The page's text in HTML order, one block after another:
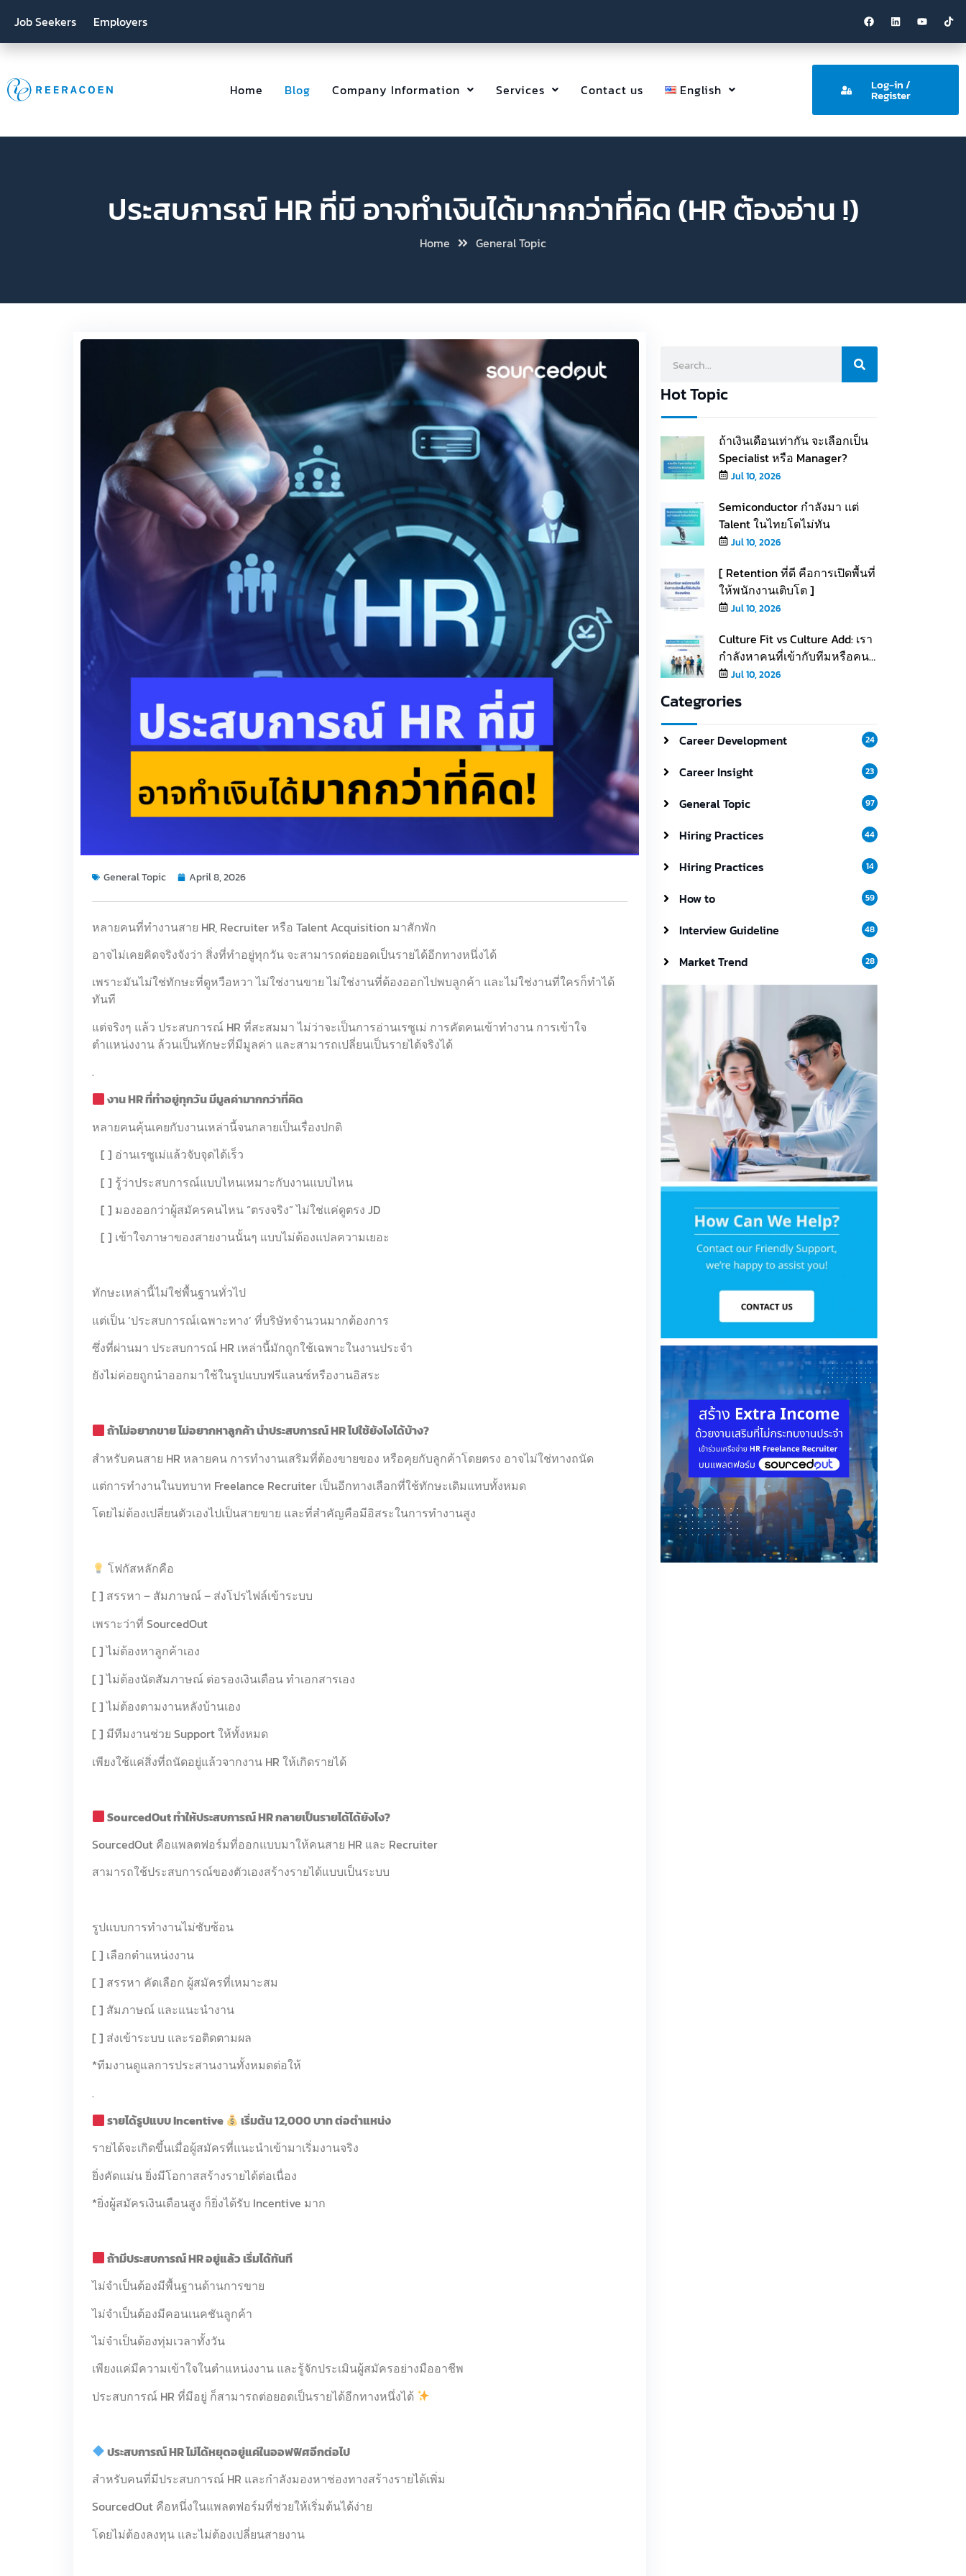
Job Seekers Employers
Home Blog Company Information Services Contact us English Log-in /
Register
ประสบการณ์ HR ที่มี อาจทำเงินได้มากกว่าที่คิด (HR ต้องอ่าน !)
Home General Topic
General Topic April 8, 2026
หลายคนที่ทำงานสาย HR, Recruiter หรือ Talent Acquisition มาสักพัก
อาจไม่เคยคิดจริงจังว่า สิ่งที่ทำอยู่ทุกวัน จะสามารถต่อยอดเป็นรายได้อีกทางหนึ่งได้
เพราะมันไม่ใช่ทักษะที่ดูหวือหวา ไม่ใช่งานขาย ไม่ใช่งานที่ต้องออกไปพบลูกค้า และไม่ใช่งานที่ใครก็ทำได้
ทันที
แต่จริงๆ แล้ว ประสบการณ์ HR ที่สะสมมา ไม่ว่าจะเป็นการอ่านเรซูเม่ การคัดคนเข้าทำงาน การเข้าใจ
ตำแหน่งงาน ล้วนเป็นทักษะที่มีมูลค่า และสามารถเปลี่ยนเป็นรายได้จริงได้
.
งาน HR ที่ทำอยู่ทุกวัน มีมูลค่ามากกว่าที่คิด
หลายคนคุ้นเคยกับงานเหล่านี้จนกลายเป็นเรื่องปกติ
[ ] อ่านเรซูเม่แล้วจับจุดได้เร็ว
[ ] รู้ว่าประสบการณ์แบบไหนเหมาะกับงานแบบไหน
[ ] มองออกว่าผู้สมัครคนไหน “ตรงจริง” ไม่ใช่แค่ดูตรง JD
[ ] เข้าใจภาษาของสายงานนั้นๆ แบบไม่ต้องแปลความเยอะ
ทักษะเหล่านี้ไม่ใช่พื้นฐานทั่วไป
แต่เป็น ‘ประสบการณ์เฉพาะทาง’ ที่บริษัทจำนวนมากต้องการ
ซึ่งที่ผ่านมา ประสบการณ์ HR เหล่านี้มักถูกใช้เฉพาะในงานประจำ
ยังไม่ค่อยถูกนำออกมาใช้ในรูปแบบฟรีแลนซ์หรืองานอิสระ
ถ้าไม่อยากขาย ไม่อยากหาลูกค้า นำประสบการณ์ HR ไปใช้ยังไงได้บ้าง?
สำหรับคนสาย HR หลายคน การทำงานเสริมที่ต้องขายของ หรือคุยกับลูกค้าโดยตรง อาจไม่ใช่ทางถนัด
แต่การทำงานในบทบาท Freelance Recruiter เป็นอีกทางเลือกที่ใช้ทักษะเดิมแทบทั้งหมด
โดยไม่ต้องเปลี่ยนตัวเองไปเป็นสายขาย และที่สำคัญคือมีอิสระในการทำงานสูง
โฟกัสหลักคือ
[ ] สรรหา – สัมภาษณ์ – ส่งโปรไฟล์เข้าระบบ
เพราะว่าที่ SourcedOut
[ ] ไม่ต้องหาลูกค้าเอง
[ ] ไม่ต้องนัดสัมภาษณ์ ต่อรองเงินเดือน ทำเอกสารเอง
[ ] ไม่ต้องตามงานหลังบ้านเอง
[ ] มีทีมงานช่วย Support ให้ทั้งหมด
เพียงใช้แค่สิ่งที่ถนัดอยู่แล้วจากงาน HR ให้เกิดรายได้
SourcedOut ทำให้ประสบการณ์ HR กลายเป็นรายได้ได้ยังไง?
SourcedOut คือแพลตฟอร์มที่ออกแบบมาให้คนสาย HR และ Recruiter
สามารถใช้ประสบการณ์ของตัวเองสร้างรายได้แบบเป็นระบบ
รูปแบบการทำงานไม่ซับซ้อน
[ ] เลือกตำแหน่งงาน
[ ] สรรหา คัดเลือก ผู้สมัครที่เหมาะสม
[ ] สัมภาษณ์ และแนะนำงาน
[ ] ส่งเข้าระบบ และรอติดตามผล
*ทีมงานดูแลการประสานงานทั้งหมดต่อให้
.
รายได้รูปแบบ Incentive
เริ่มต้น 12,000 บาท ต่อตำแหน่ง
รายได้จะเกิดขึ้นเมื่อผู้สมัครที่แนะนำเข้ามาเริ่มงานจริง
ยิ่งคัดแม่น ยิ่งมีโอกาสสร้างรายได้ต่อเนื่อง
*ยิ่งผู้สมัครเงินเดือนสูง ก็ยิ่งได้รับ Incentive มาก
ถ้ามีประสบการณ์ HR อยู่แล้ว เริ่มได้ทันที
ไม่จำเป็นต้องมีพื้นฐานด้านการขาย
ไม่จำเป็นต้องมีคอนเนคชันลูกค้า
ไม่จำเป็นต้องทุ่มเวลาทั้งวัน
เพียงแค่มีความเข้าใจในตำแหน่งงาน และรู้จักประเมินผู้สมัครอย่างมืออาชีพ
ประสบการณ์ HR ที่มีอยู่ ก็สามารถต่อยอดเป็นรายได้อีกทางหนึ่งได้
ประสบการณ์ HR ไม่ได้หยุดอยู่แค่ในออฟฟิศอีกต่อไป
สำหรับคนที่มีประสบการณ์ HR และกำลังมองหาช่องทางสร้างรายได้เพิ่ม
SourcedOut คือหนึ่งในแพลตฟอร์มที่ช่วยให้เริ่มต้นได้ง่าย
โดยไม่ต้องลงทุน และไม่ต้องเปลี่ยนสายงาน
Hot Topic
ถ้าเงินเดือนเท่ากัน จะเลือกเป็น
Specialist หรือ Manager?
Jul 10, 2026
Semiconductor กำลังมา แต่
Talent ในไทยโตไม่ทัน
Jul 10, 2026
[ Retention ที่ดี คือการเปิดพื้นที่
ให้พนักงานเติบโต ]
Jul 10, 2026
Culture Fit vs Culture Add: เรา
กำลังหาคนที่เข้ากับทีมหรือคนที่
เติมเต็มให้ทีม
Jul 10, 2026
Categrories
Career Development 24
Career Insight 23
General Topic 97
Hiring Practices 44
Hiring Practices 14
How to 59
Interview Guideline 48
Market Trend 28